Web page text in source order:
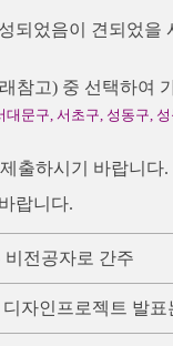
되었음이 견되었을
참고) 중 선택하여
문구, 서초구, 성동구,
출하시기 바랍니다.
랍니다.
전공자로 간주
자인프로젝트 발